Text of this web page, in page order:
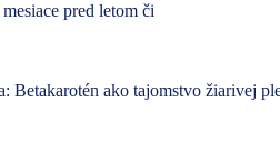
pred letom či